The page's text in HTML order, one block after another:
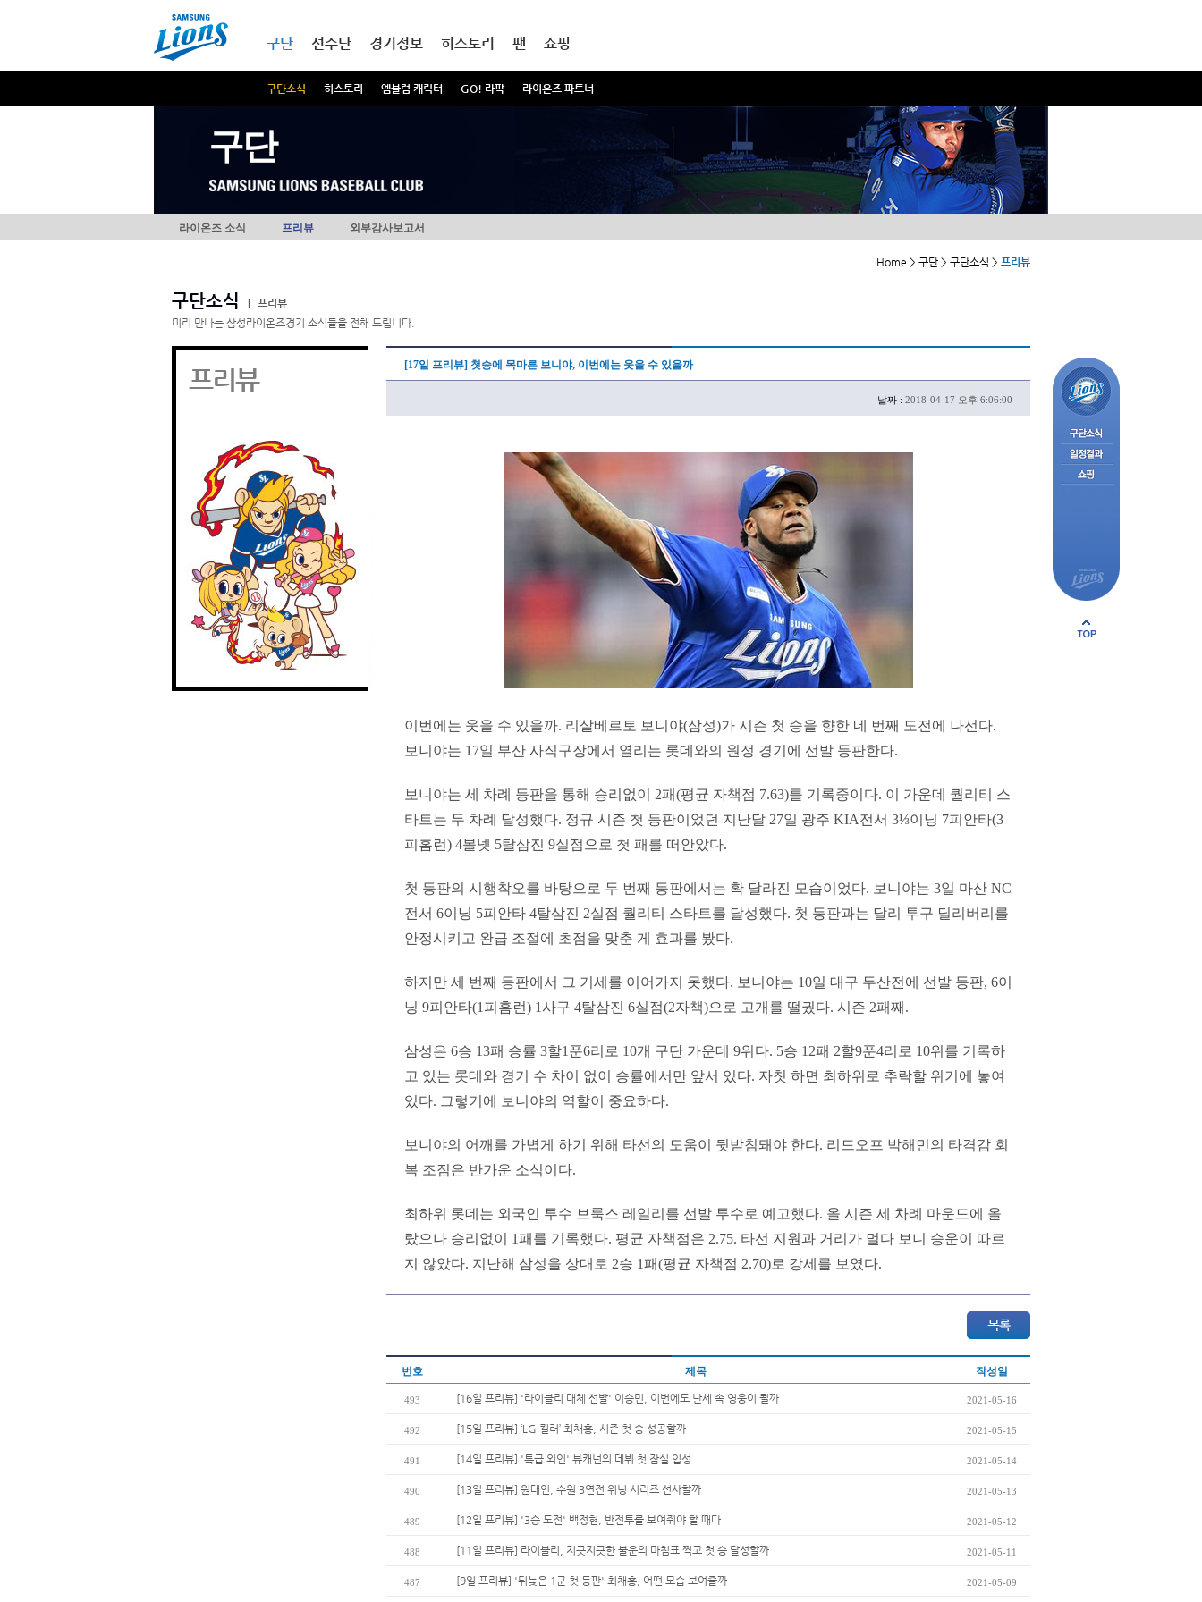
구단
구단소식 히스토리 엠블럼 캐릭터 GO! 라팍 라이온즈 파트너
선수단 경기정보 히스토리 팬 쇼핑
구단
라이온즈 소식 프리뷰 외부감사보고서
Home > 구단 > 구단소식 > 프리뷰
구단소식
프리뷰
미리 만나는 삼성라이온즈경기 소식들을 전해 드립니다.
프리뷰 [17일 프리뷰] 첫승에 목마른 보니야, 이번에는 웃을 수 있을까
날짜 : 2018-04-17 오후 6:06:00
이번에는 웃을 수 있을까. 리살베르토 보니야(삼성)가 시즌 첫 승을 향한 네 번째 도전에 나선다.
보니야는 17일 부산 사직구장에서 열리는 롯데와의 원정 경기에 선발 등판한다.
보니야는 세 차례 등판을 통해 승리없이 2패(평균 자책점 7.63)를 기록중이다. 이 가운데 퀄리티 스
타트는 두 차례 달성했다. 정규 시즌 첫 등판이었던 지난달 27일 광주 KIA전서 3⅓이닝 7피안타(3
피홈런) 4볼넷 5탈삼진 9실점으로 첫 패를 떠안았다.
첫 등판의 시행착오를 바탕으로 두 번째 등판에서는 확 달라진 모습이었다. 보니야는 3일 마산 NC
전서 6이닝 5피안타 4탈삼진 2실점 퀄리티 스타트를 달성했다. 첫 등판과는 달리 투구 딜리버리를
안정시키고 완급 조절에 초점을 맞춘 게 효과를 봤다.
하지만 세 번째 등판에서 그 기세를 이어가지 못했다. 보니야는 10일 대구 두산전에 선발 등판, 6이
닝 9피안타(1피홈런) 1사구 4탈삼진 6실점(2자책)으로 고개를 떨궜다. 시즌 2패째.
삼성은 6승 13패 승률 3할1푼6리로 10개 구단 가운데 9위다. 5승 12패 2할9푼4리로 10위를 기록하
고 있는 롯데와 경기 수 차이 없이 승률에서만 앞서 있다. 자칫 하면 최하위로 추락할 위기에 놓여
있다. 그렇기에 보니야의 역할이 중요하다.
보니야의 어깨를 가볍게 하기 위해 타선의 도움이 뒷받침돼야 한다. 리드오프 박해민의 타격감 회
복 조짐은 반가운 소식이다.
최하위 롯데는 외국인 투수 브룩스 레일리를 선발 투수로 예고했다. 올 시즌 세 차례 마운드에 올
랐으나 승리없이 1패를 기록했다. 평균 자책점은 2.75. 타선 지원과 거리가 멀다 보니 승운이 따르
지 않았다. 지난해 삼성을 상대로 2승 1패(평균 자책점 2.70)로 강세를 보였다.
번호 제목 작성일
493 [16일 프리뷰] '라이블리 대체 선발' 이승민, 이번에도 난세 속 영웅이 될까 2021-05-16
492 [15일 프리뷰] ‘LG 킬러’ 최채흥, 시즌 첫 승 성공할까 2021-05-15
491 [14일 프리뷰] '특급 외인' 뷰캐넌의 데뷔 첫 잠실 입성 2021-05-14
490 [13일 프리뷰] 원태인, 수원 3연전 위닝 시리즈 선사할까 2021-05-13
489 [12일 프리뷰] '3승 도전' 백정현, 반전투를 보여줘야 할 때다 2021-05-12
488 [11일 프리뷰] 라이블리, 지긋지긋한 불운의 마침표 찍고 첫 승 달성할까 2021-05-11
487 [9일 프리뷰] '뒤늦은 1군 첫 등판' 최채흥, 어떤 모습 보여줄까 2021-05-09